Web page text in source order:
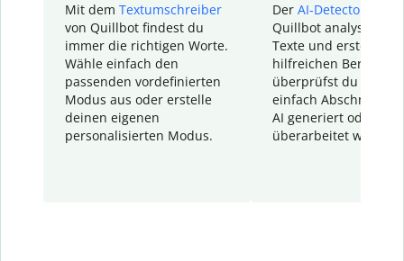
Mit dem Textumschreiber
von Quillbot findest du
immer die richtigen Worte.
Wähle einfach den
passenden vordefinierten
Modus aus oder erstelle
deinen eigenen
personalisierten Modus.
Der AI-Detector
Quillbot analysiert
Texte und erstellt
hilfreichen Bericht.
überprüfst du
einfach Abschnitte,
AI generiert oder
überarbeitet wurden.